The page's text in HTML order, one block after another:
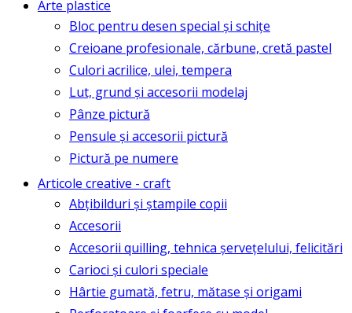
Arte plastice
Bloc pentru desen special și schițe
Creioane profesionale, cărbune, cretă pastel
Culori acrilice, ulei, tempera
Lut, grund și accesorii modelaj
Pânze pictură
Pensule și accesorii pictură
Pictură pe numere
Articole creative - craft
Abțibilduri și ștampile copii
Accesorii
Accesorii quilling, tehnica șervețelului, felicitări
Carioci și culori speciale
Hârtie gumată, fetru, mătase și origami